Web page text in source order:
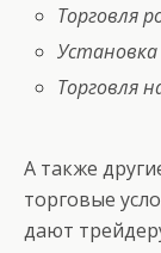
Торговля
Установка
Торговля
А также
торговые
дают